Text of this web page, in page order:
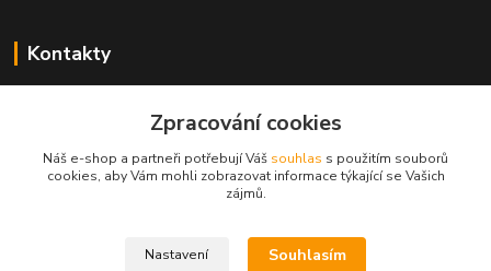
Kontakty
+420731448913
info@opravakotlu.cz
Zpracování cookies
Náš e-shop a partneři potřebují Váš souhlas s použitím souborů
cookies, aby Vám mohli zobrazovat informace týkající se Vašich
zájmů.
Nastavení Souhlasím